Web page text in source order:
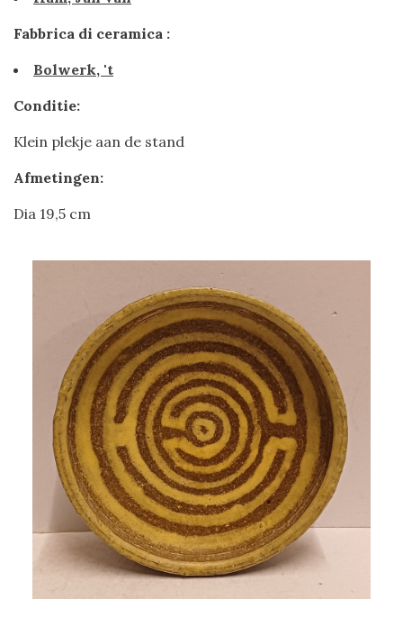
Fabbrica di ceramica :
Bolwerk, 't
Conditie:
Klein plekje aan de stand
Afmetingen:
Dia 19,5 cm